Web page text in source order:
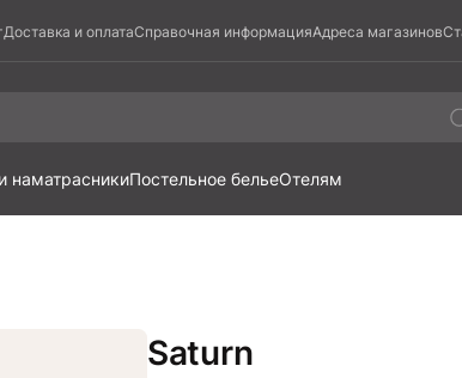
Доставка и оплатаСправочная информацияАдреса магазинов
наматрасникиПостельное бельеОтелям
Saturn